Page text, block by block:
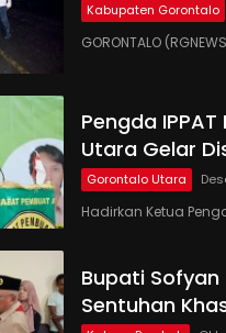
Kabupaten Gorontalo
GORONTALO
Pengda
Utara Gelar
Gorontalo Utara
Hadirkan Ketua
Bupati Sofyan
Sentuhan